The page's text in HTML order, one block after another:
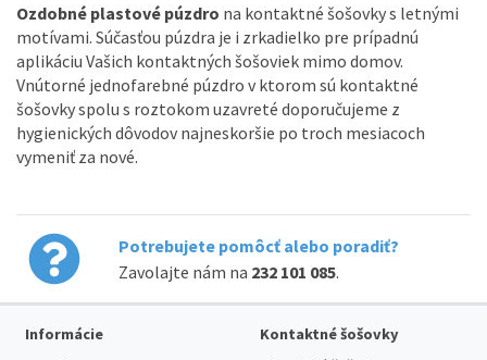
Ozdobné plastové púzdro na kontaktné šošovky s letnými
motívami. Súčasťou púzdra je i zrkadielko pre prípadnú
aplikáciu Vašich kontaktných šošoviek mimo domov.
Vnútorné jednofarebné púzdro v ktorom sú kontaktné
šošovky spolu s roztokom uzavreté doporučujeme z
hygienických dôvodov najneskoršie po troch mesiacoch
vymeniť za nové.
Potrebujete pomôcť alebo poradiť?
Zavolajte nám na 232 101 085.
Informácie
Kontaktné šošovky